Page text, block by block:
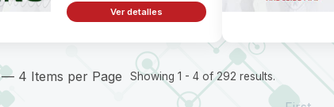
Ver detalles
— 4 Items per Page Showing 1 - 4 of 292 results.